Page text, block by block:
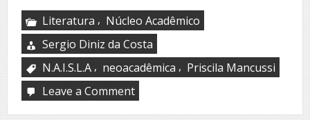
Literatura , Núcleo Acadêmico
Sergio Diniz da Costa
N.A.I.S.L.A , neoacadêmica , Priscila Mancussi
Leave a Commenton